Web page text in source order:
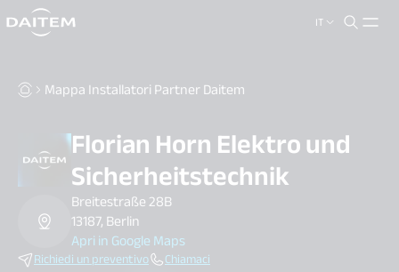
IT
search.label
Mappa Installatori Partner Daitem
Florian Horn Elektro und
Sicherheitstechnik
Breitestraße 28B
13187, Berlin
Apri in Google Maps
Richiedi un preventivo Chiamaci